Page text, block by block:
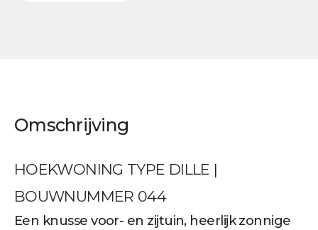
Omschrijving
HOEKWONING TYPE DILLE |
BOUWNUMMER 044
Een knusse voor- en zijtuin, heerlijk zonnige